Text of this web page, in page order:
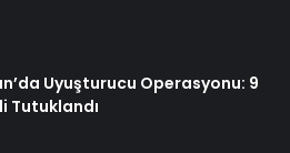
Uyuşturucu Operasyonu: 9
Tutuklandı